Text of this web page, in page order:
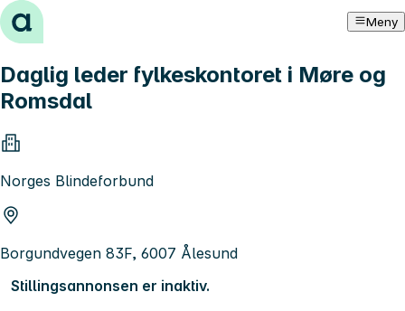
Hopp til innhold Meny
Daglig leder fylkeskontoret i Møre og
Romsdal
Norges Blindeforbund
Borgundvegen 83F, 6007 Ålesund
Stillingsannonsen er inaktiv.